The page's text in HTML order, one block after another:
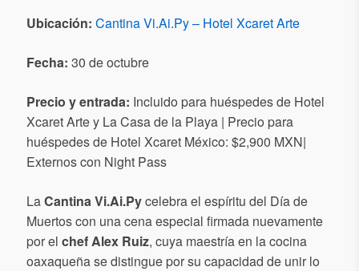
Ubicación: Cantina Vi.Ai.Py – Hotel Xcaret Arte
Fecha: 30 de octubre
Precio y entrada: Incluido para huéspedes de Hotel
Xcaret Arte y La Casa de la Playa | Precio para
huéspedes de Hotel Xcaret México: $2,900 MXN|
Externos con Night Pass
LaCantina Vi.Ai.Pycelebra el espíritu del Día de
Muertos con una cena especial firmada nuevamente
por el chef Alex Ruiz, cuya maestría en la cocina
oaxaqueña se distingue por su capacidad de unir lo